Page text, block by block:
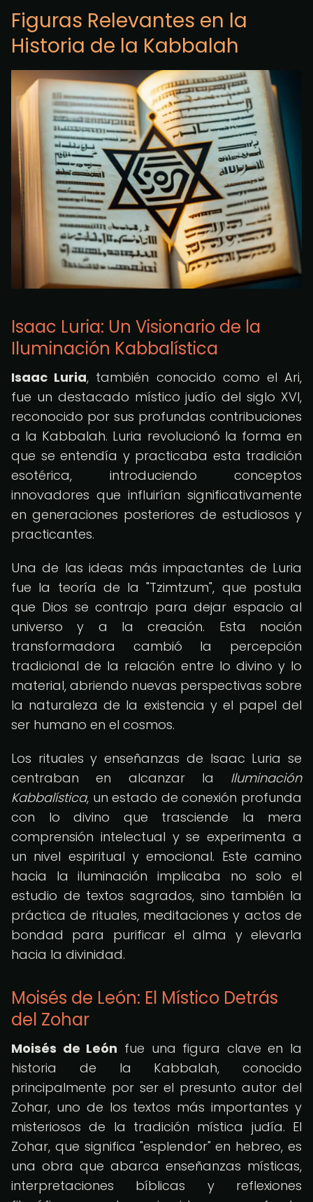
Figuras Relevantes en la
Historia de la Kabbalah
Isaac Luria: Un Visionario de la
Iluminación Kabbalística
Isaac Luria, también conocido como el Ari,
fue un destacado místico judío del siglo XVI,
reconocido por sus profundas contribuciones
a la Kabbalah. Luria revolucionó la forma en
que se entendía y practicaba esta tradición
esotérica, introduciendo conceptos
innovadores que influirían significativamente
en generaciones posteriores de estudiosos y
practicantes.
Una de las ideas más impactantes de Luria
fue la teoría de la "Tzimtzum", que postula
que Dios se contrajo para dejar espacio al
universo y a la creación. Esta noción
transformadora cambió la percepción
tradicional de la relación entre lo divino y lo
material, abriendo nuevas perspectivas sobre
la naturaleza de la existencia y el papel del
ser humano en el cosmos.
Los rituales y enseñanzas de Isaac Luria se
centraban en alcanzar la Iluminación
Kabbalística, un estado de conexión profunda
con lo divino que trasciende la mera
comprensión intelectual y se experimenta a
un nivel espiritual y emocional. Este camino
hacia la iluminación implicaba no solo el
estudio de textos sagrados, sino también la
práctica de rituales, meditaciones y actos de
bondad para purificar el alma y elevarla
hacia la divinidad.
Moisés de León: El Místico Detrás
del Zohar
Moisés de León fue una figura clave en la
historia de la Kabbalah, conocido
principalmente por ser el presunto autor del
Zohar, uno de los textos más importantes y
misteriosos de la tradición mística judía. El
Zohar, que significa "esplendor" en hebreo, es
una obra que abarca enseñanzas místicas,
interpretaciones bíblicas y reflexiones